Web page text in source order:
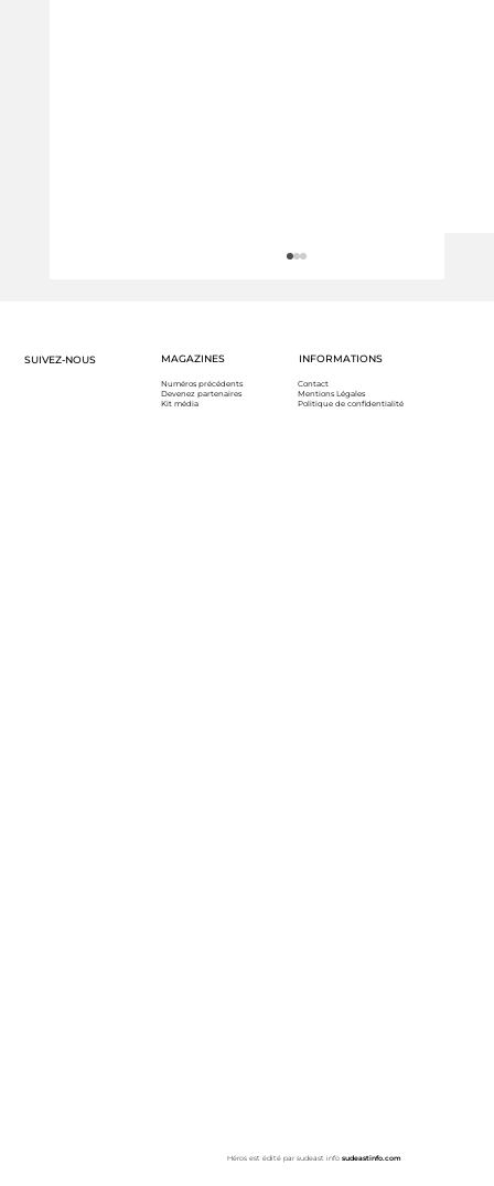
Contact
Mentions Légales
Politique de confidentialité
INFORMATIONS
Numéros précédents
Devenez partenaires
Kit média
MAGAZINES
SUIVEZ-NOUS
Héros est édité par sudeast info sudeastinfo.com